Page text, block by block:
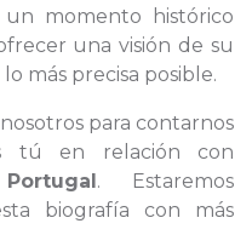
momento histórico
una visión de su
más precisa posible.
para contarnos
tú en relación con
. Estaremos
biografía con más